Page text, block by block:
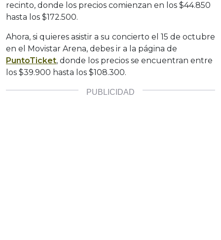
recinto, donde los precios comienzan en los $44.850
hasta los $172.500.
Ahora, si quieres asistir a su concierto el 15 de octubre
en el Movistar Arena, debes ir a la página de
PuntoTicket, donde los precios se encuentran entre
los $39.900 hasta los $108.300.